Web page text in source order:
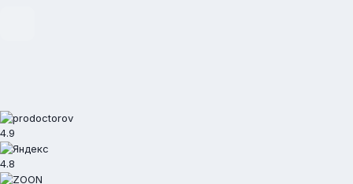
4.9
4.8